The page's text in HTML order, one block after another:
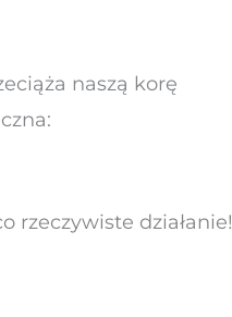
naszą korę
rzeczywiste działanie!